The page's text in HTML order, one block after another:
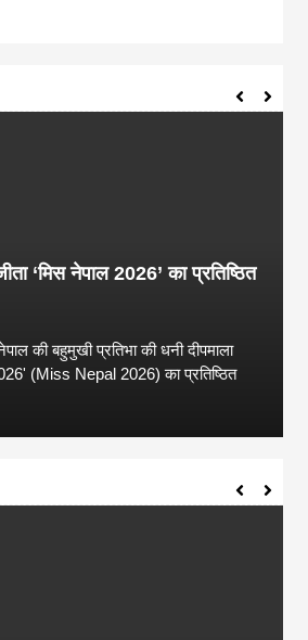
‘मिस नेपाल 2026’ का प्रतिष्ठित
की बहुमुखी प्रतिभा की धनी दीपमाला
(Miss Nepal 2026) का प्रतिष्ठित